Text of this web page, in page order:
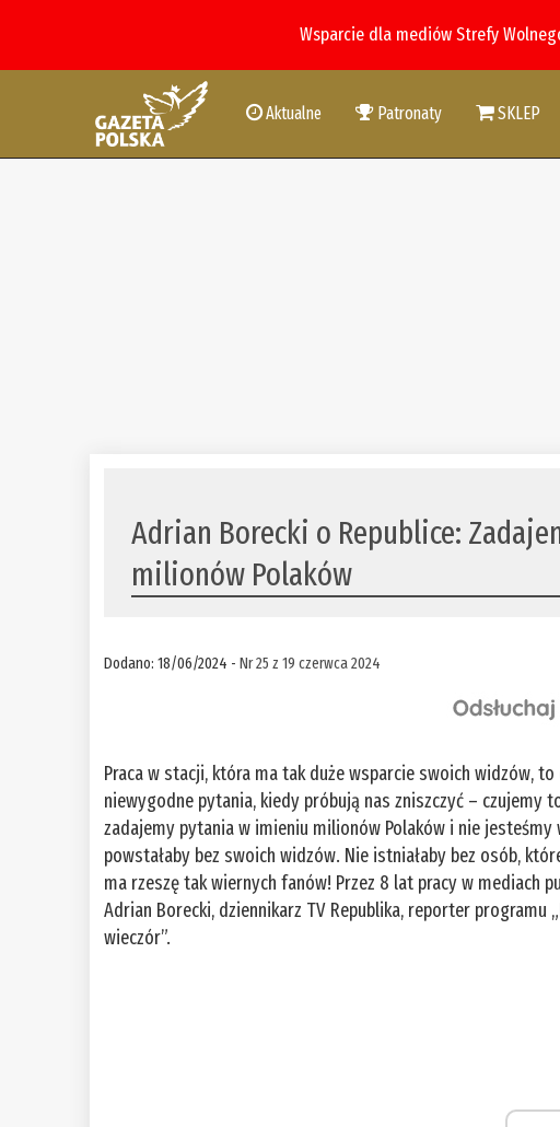
Wsparcie dla mediów Strefy
Aktualne Patronaty SKLEP
Adrian Borecki o Republice:
milionów Polaków
Dodano: 18/06/2024 -Nr 25 z 19 czerwca 2024
Praca w stacji, która ma tak duże wsparcie swoich widzów,
niewygodne pytania, kiedy próbują nas zniszczyć – czujemy
zadajemy pytania w imieniu milionów Polaków i nie
powstałaby bez swoich widzów. Nie istniałaby bez osób,
ma rzeszę tak wiernych fanów! Przez 8 lat pracy w mediach
Adrian Borecki, dziennikarz TV Republika, reporter programu
wieczór”.